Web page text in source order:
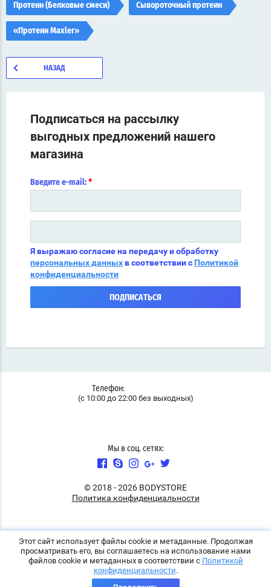
Протеин (Белковые смеси) Сывороточный протеин
«Протеин Maxler»
НАЗАД
Подписаться на рассылку
выгодных предложений нашего
магазина
Введите e-mail: *
Я выражаю согласие на передачу и обработку
персональных данных в соответствии с Политикой
конфиденциальности
ПОДПИСАТЬСЯ
Телефон:
(с 10:00 до 22:00 без выходных)
Мы в соц. сетях:
© 2018 - 2026 BODYSTORE
Политика конфиденциальности
Этот сайт использует файлы cookie и метаданные. Продолжая
просматривать его, вы соглашаетесь на использование нами
файлов cookie и метаданных в соответствии с Политикой
конфиденциальности.